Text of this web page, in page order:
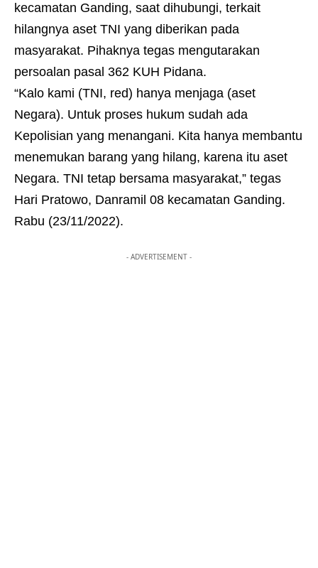
kecamatan Ganding, saat dihubungi, terkait
hilangnya aset TNI yang diberikan pada
masyarakat. Pihaknya tegas mengutarakan
persoalan pasal 362 KUH Pidana.
“Kalo kami (TNI, red) hanya menjaga (aset
Negara). Untuk proses hukum sudah ada
Kepolisian yang menangani. Kita hanya membantu
menemukan barang yang hilang, karena itu aset
Negara. TNI tetap bersama masyarakat,” tegas
Hari Pratowo, Danramil 08 kecamatan Ganding.
Rabu (23/11/2022).
- ADVERTISEMENT -